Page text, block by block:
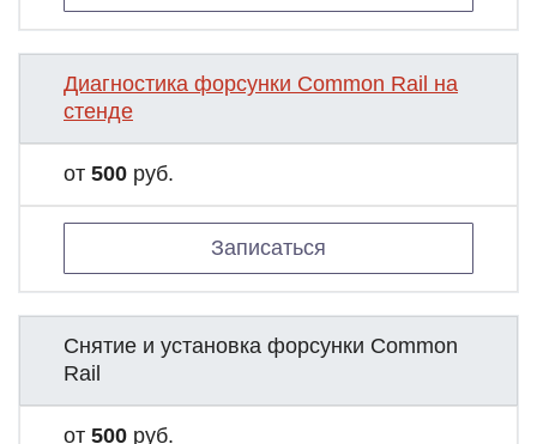
Диагностика форсунки Common Rail на
стенде
от 500 руб.
Записаться
Снятие и установка форсунки Common
Rail
от 500 руб.